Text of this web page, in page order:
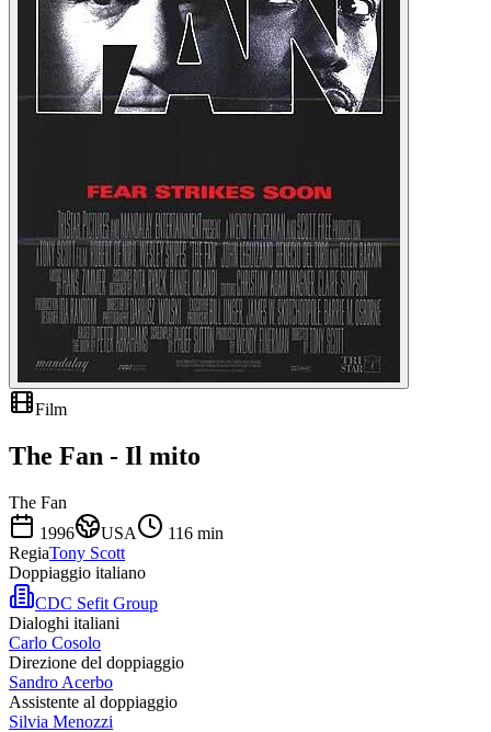
Film
The Fan - Il mito
The Fan
1996
USA 116 min
RegiaTony Scott
Doppiaggio italiano
CDC Sefit Group
Dialoghi italiani
Carlo Cosolo
Direzione del doppiaggio
Sandro Acerbo
Assistente al doppiaggio
Silvia Menozzi